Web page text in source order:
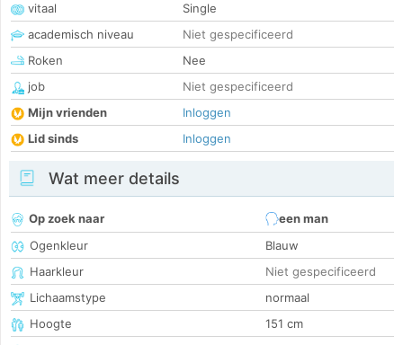
vitaal
Single
academisch niveau
Niet gespecificeerd
Roken
Nee
job
Niet gespecificeerd
Mijn vrienden
Inloggen
Lid sinds
Inloggen
Wat meer details
Op zoek naar
een man
Ogenkleur
Blauw
Haarkleur
Niet gespecificeerd
Lichaamstype
normaal
Hoogte
151 cm